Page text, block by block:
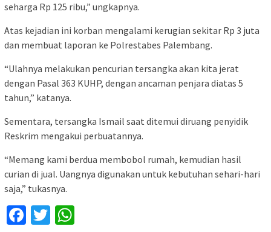
seharga Rp 125 ribu,” ungkapnya.
Atas kejadian ini korban mengalami kerugian sekitar Rp 3 juta
dan membuat laporan ke Polrestabes Palembang.
“Ulahnya melakukan pencurian tersangka akan kita jerat
dengan Pasal 363 KUHP, dengan ancaman penjara diatas 5
tahun,” katanya.
Sementara, tersangka Ismail saat ditemui diruang penyidik
Reskrim mengakui perbuatannya.
“Memang kami berdua membobol rumah, kemudian hasil
curian di jual. Uangnya digunakan untuk kebutuhan sehari-hari
saja,” tukasnya.
Facebook
Twitter